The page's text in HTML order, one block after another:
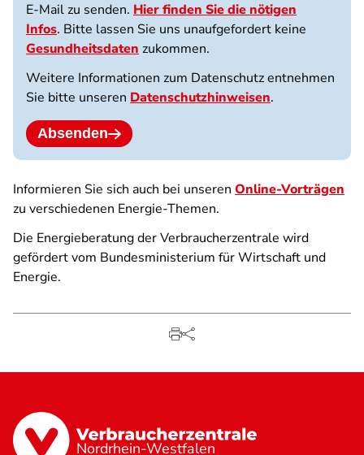
E-Mail zu senden. Hier finden Sie die nötigen
Infos. Bitte lassen Sie uns unaufgefordert keine
Gesundheitsdaten zukommen.
Weitere Informationen zum Datenschutz entnehmen
Sie bitte unseren Datenschutzhinweisen.
Absenden
Informieren Sie sich auch bei unseren Online-Vorträgen
zu verschiedenen Energie-Themen.
Die Energieberatung der Verbraucherzentrale wird
gefördert vom Bundesministerium für Wirtschaft und
Energie.
Nordrhein-Westfalen